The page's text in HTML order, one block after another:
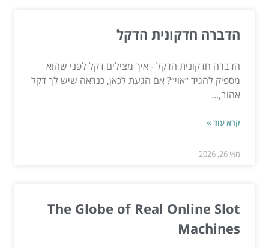
הדברה חדקונית הדקל
הדברה חדקונית הדקל - איך מצילים דקל לפני שהוא
מספיק להגיד ״אוי״? אם הגעת לכאן, כנראה שיש לך דקל
אהוב,...
קרא עוד »
מאי 26, 2026
The Globe of Real Online Slot
Machines